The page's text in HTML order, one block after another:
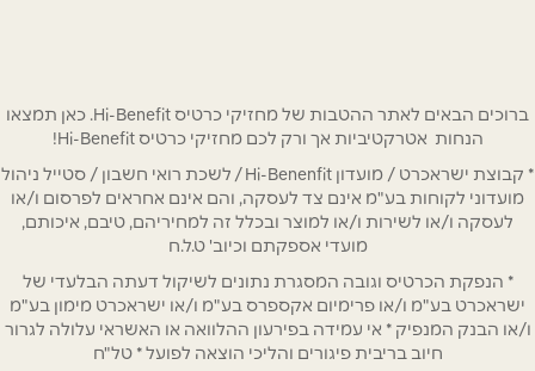
טלפון*
אימייל *
אנא חזרו אלי בקשר ל...
הודעה *
ברוכים הבאים לאתר ההטבות של מחזיקי כרטיס Hi-Benefit. כאן תמצאו
הנחות אטרקטיביות אך ורק לכם מחזיקי כרטיס Hi-Benefit!
* קבוצת ישראכרט / מועדון Hi-Benenfit / לשכת רואי חשבון / סטייל ניהול
מועדוני לקוחות בע"מ אינם צד לעסקה, והם אינם אחראים לפרסום ו/או
לעסקה ו/או לשירות ו/או למוצר ובכלל זה למחיריהם, טיבם, איכותם,
מועדי אספקתם וכיוב' ט.ל.ח
* הנפקת הכרטיס וגובה המסגרת נתונים לשיקול דעתה הבלעדי של
ישראכרט בע"מ ו/או פרימיום אקספרס בע"מ ו/או ישראכרט מימון בע"מ
ו/או הבנק המנפיק * אי עמידה בפירעון ההלוואה או האשראי עלולה לגרור
חיוב בריבית פיגורים והליכי הוצאה לפועל * טל"ח